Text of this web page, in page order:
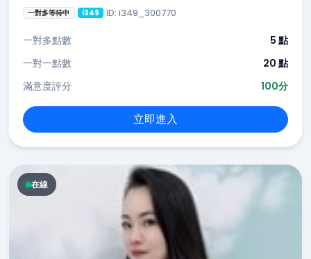
一對多等待中 i349 ID: i349_300770
一對多點數
5 點
一對一點數
20 點
滿意度評分
100分
立即進入
在線